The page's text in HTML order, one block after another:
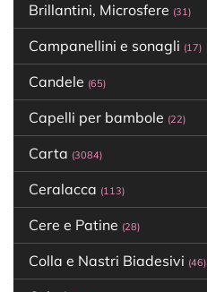
Brillantini, Microsfere (31)
Campanellini e sonagli (17)
Candele (65)
Capelli per bambole (22)
Carta (3084)
Ceralacca (113)
Cere e Patine (28)
Colla e Nastri Biadesivi (46)